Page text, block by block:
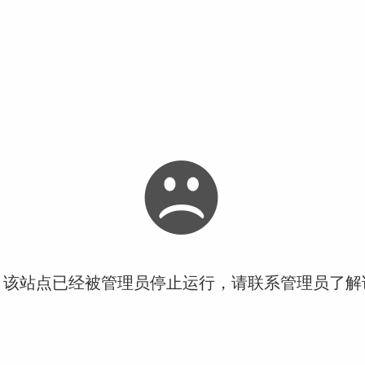
站点已经被管理员停止运行，请联系管理员了